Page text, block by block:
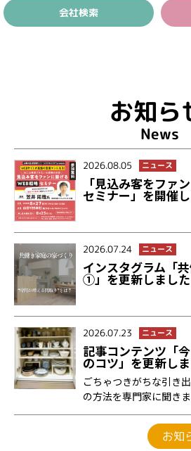
会社検索
お知ら
News
2026.08.05 ニュース
「見込み客をファ
セミナー」を開催し
2026.07.24 ニュース
インスタグラム「
①」を更新しまし
2026.07.23 ニュース
記事コンテンツ「
のコツ」を更新し
ごちゃつきがちな引き
の方法を専門家に聞きま
お知